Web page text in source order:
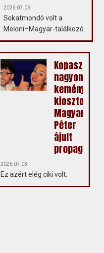
2026.07.03
Sokatmondó volt a
Meloni–Magyar-találkozó.
Kopasz
nagyon
keményen
kiosztotta
Magyar
Péter
ájult
2026.07.03
Ez azért elég ciki volt.